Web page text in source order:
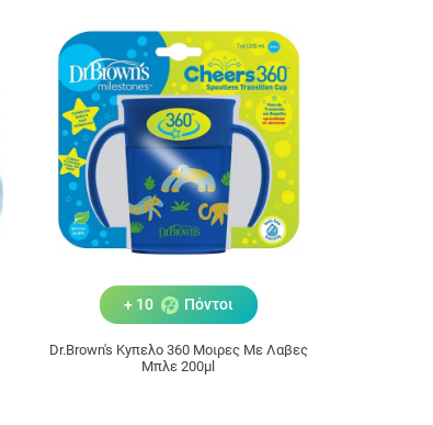
+ 10 Πόντοι
Dr.Brown's Kyπελο 360 Μοιρες Με Λαβες
Μπλε 200μl